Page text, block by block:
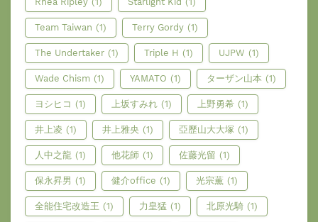
Team Taiwan (1) Terry Gordy (1)
The Undertaker (1) Triple H (1) UJPW (1)
Wade Chism (1) YAMATO (1) ターザン山本 (1)
ヨシヒコ (1) 上坂すみれ (1) 上野勇希 (1)
井上凌 (1) 井上雅央 (1) 亞歷山大大塚 (1)
人中之龍 (1) 他花師 (1) 佐藤光留 (1)
保永昇男 (1) 健介office (1) 光宗薫 (1)
全能住宅改造王 (1) 力皇猛 (1) 北原光騎 (1)